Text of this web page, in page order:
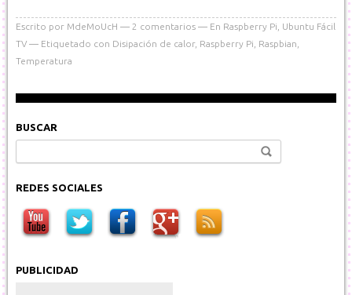
Escrito por MdeMoUcH 2 comentarios En Raspberry Pi
Ubuntu Fácil
TV
Etiquetado con Disipación de calor, Raspberry Pi Raspbian
Temperatura
BUSCAR
REDES SOCIALES
PUBLICIDAD